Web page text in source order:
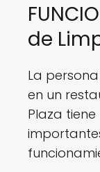
de
La
en un
Plaza